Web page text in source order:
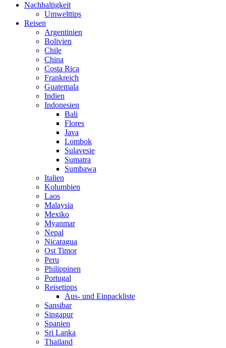
Nachhaltigkeit
Umwelttips
Reisen
Argentinien
Bolivien
Chile
China
Costa Rica
Frankreich
Guatemala
Indien
Indonesien
Bali
Flores
Java
Lombok
Sulavesie
Sumatra
Sumbawa
Italien
Kolumbien
Laos
Malaysia
Mexiko
Myanmar
Nepal
Nicaragua
Ost Timor
Peru
Philippinen
Portugal
Reisetipps
Aus- und Einpackliste
Sansibar
Singapur
Spanien
Sri Lanka
Thailand